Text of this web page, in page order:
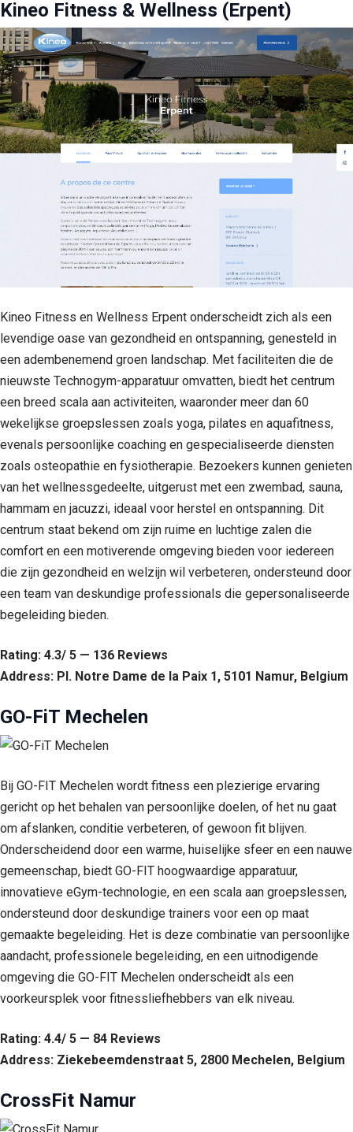
Kineo Fitness & Wellness (Erpent)
Kineo Fitness en Wellness Erpent onderscheidt zich als een
levendige oase van gezondheid en ontspanning, genesteld in
een adembenemend groen landschap. Met faciliteiten die de
nieuwste Technogym-apparatuur omvatten, biedt het centrum
een breed scala aan activiteiten, waaronder meer dan 60
wekelijkse groepslessen zoals yoga, pilates en aquafitness,
evenals persoonlijke coaching en gespecialiseerde diensten
zoals osteopathie en fysiotherapie. Bezoekers kunnen genieten
van het wellnessgedeelte, uitgerust met een zwembad, sauna,
hammam en jacuzzi, ideaal voor herstel en ontspanning. Dit
centrum staat bekend om zijn ruime en luchtige zalen die
comfort en een motiverende omgeving bieden voor iedereen
die zijn gezondheid en welzijn wil verbeteren, ondersteund door
een team van deskundige professionals die gepersonaliseerde
begeleiding bieden.
Rating: 4.3/ 5 — 136 Reviews
Address: Pl. Notre Dame de la Paix 1, 5101 Namur, Belgium
GO-FiT Mechelen
Bij GO-FIT Mechelen wordt fitness een plezierige ervaring
gericht op het behalen van persoonlijke doelen, of het nu gaat
om afslanken, conditie verbeteren, of gewoon fit blijven.
Onderscheidend door een warme, huiselijke sfeer en een nauwe
gemeenschap, biedt GO-FIT hoogwaardige apparatuur,
innovatieve eGym-technologie, en een scala aan groepslessen,
ondersteund door deskundige trainers voor een op maat
gemaakte begeleiding. Het is deze combinatie van persoonlijke
aandacht, professionele begeleiding, en een uitnodigende
omgeving die GO-FIT Mechelen onderscheidt als een
voorkeursplek voor fitnessliefhebbers van elk niveau.
Rating: 4.4/ 5 — 84 Reviews
Address: Ziekebeemdenstraat 5, 2800 Mechelen, Belgium
CrossFit Namur